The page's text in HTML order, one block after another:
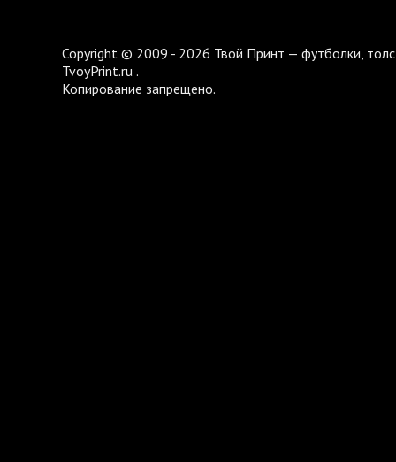
Copyright © 2009 - 2026 Твой Принт — футболки,
TvoyPrint.ru .
Копирование запрещено.